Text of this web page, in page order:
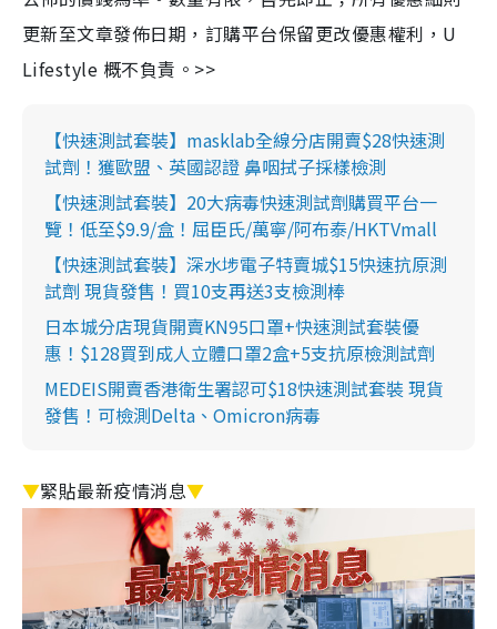
更新至文章發佈日期，訂購平台保留更改優惠權利，U
Lifestyle 概不負責。>>
【快速測試套裝】masklab全線分店開賣$28快速測
試劑！獲歐盟、英國認證 鼻咽拭子採樣檢測
【快速測試套裝】20大病毒快速測試劑購買平台一
覽！低至$9.9/盒！屈臣氏/萬寧/阿布泰/HKTVmall
【快速測試套裝】深水埗電子特賣城$15快速抗原測
試劑 現貨發售！買10支再送3支檢測棒
日本城分店現貨開賣KN95口罩+快速測試套裝優
惠！$128買到成人立體口罩2盒+5支抗原檢測試劑
MEDEIS開賣香港衛生署認可$18快速測試套裝 現貨
發售！可檢測Delta、Omicron病毒
▼緊貼最新疫情消息▼